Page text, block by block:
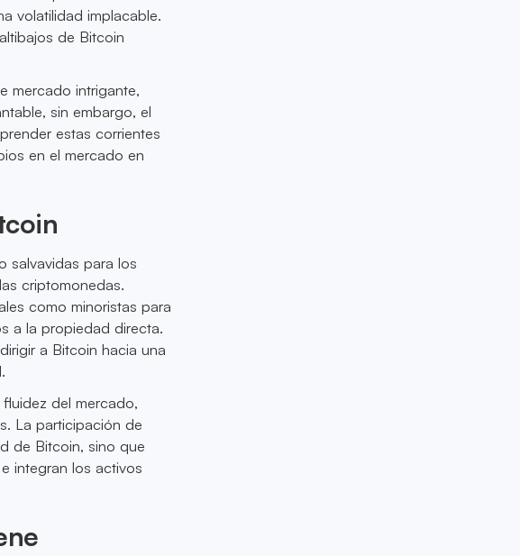
volatilidad implacable.
de Bitcoin
mercado intrigante,
sin embargo, el
estas corrientes
en el mercado en
salvavidas para los
criptomonedas.
como minoristas para
a la propiedad directa.
a Bitcoin hacia una
del mercado,
La participación de
de Bitcoin, sino que
integran los activos